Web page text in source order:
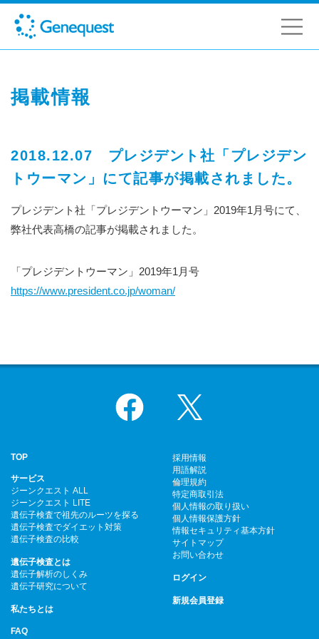
掲載情報
2018.12.07 プレジデント社「プレジデン
トウーマン」にて記事が掲載されました。
プレジデント社「プレジデントウーマン」2019年1月号にて、
弊社代表高橋の記事が掲載されました。
「プレジデントウーマン」2019年1月号
https://www.president.co.jp/woman/
Facebook
TOP
サービス
ジーンクエスト ALL
ジーンクエスト LITE
遺伝子検査で祖先のルーツを探る
遺伝子検査でダイエット対策
遺伝子検査の比較
遺伝子検査とは
遺伝子解析のしくみ
遺伝子研究について
私たちとは
FAQ
採用情報
用語解説
倫理規約
特定商取引法
個人情報の取り扱い
個人情報保護方針
情報セキュリティ基本方針
サイトマップ
お問い合わせ
ログイン
新規会員登録